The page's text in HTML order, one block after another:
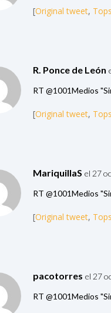
[Original tweet,
R. Ponce de León
RT @1001Medios
[Original tweet,
MariquillaS el 27
RT @1001Medios
[Original tweet,
pacotorres el 27
RT @1001Medios